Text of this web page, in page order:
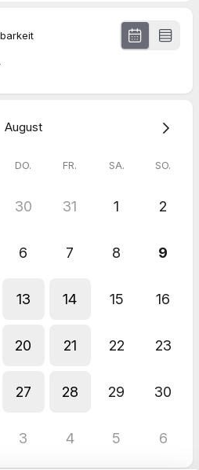
Fragen direkt zu klären.
August
DO. FR. SA. SO.
30 31 1 2
6 7 8 9
13 14 15 16
20 21 22 23
27 28 29 30
3 4 5 6